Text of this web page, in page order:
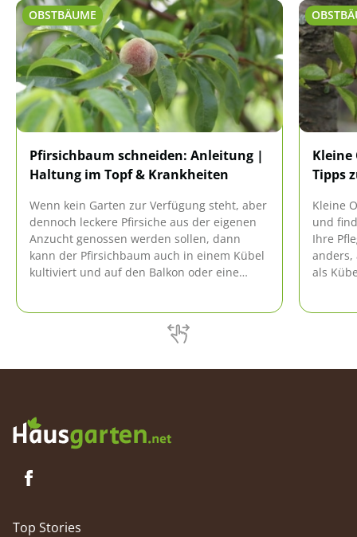
OBSTBÄUME
Pfirsichbaum schneiden: Anleitung |
Haltung im Topf & Krankheiten
Wenn kein Garten zur Verfügung steht, aber
dennoch leckere Pfirsiche aus der eigenen
Anzucht genossen werden sollen, dann
kann der Pfirsichbaum auch in einem Kübel
kultiviert und auf den Balkon oder eine
bei im Freien kultivierten Pfirsichbäumen.
Kleine
Tipps
Kleine
und
Ihre
anders,
als
Top Stories